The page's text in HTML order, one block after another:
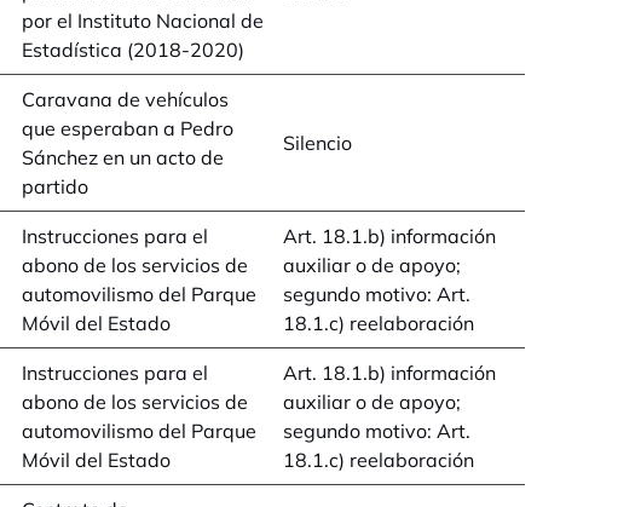
por el Instituto Nacional de
Estadística (2018-2020)
Caravana de vehículos
que esperaban a Pedro
Sánchez en un acto de
partido
Silencio
Instrucciones para el
abono de los servicios de
automovilismo del Parque
Móvil del Estado
Art. 18.1.b) información
auxiliar o de apoyo;
segundo motivo: Art.
18.1.c) reelaboración
Instrucciones para el
abono de los servicios de
automovilismo del Parque
Móvil del Estado
Art. 18.1.b) información
auxiliar o de apoyo;
segundo motivo: Art.
18.1.c) reelaboración